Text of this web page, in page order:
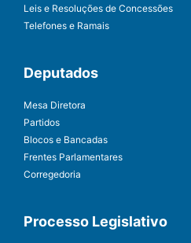
Leis e Resoluções de Concessões
Telefones e Ramais
Deputados
Mesa Diretora
Partidos
Blocos e Bancadas
Frentes Parlamentares
Corregedoria
Processo Legislativo